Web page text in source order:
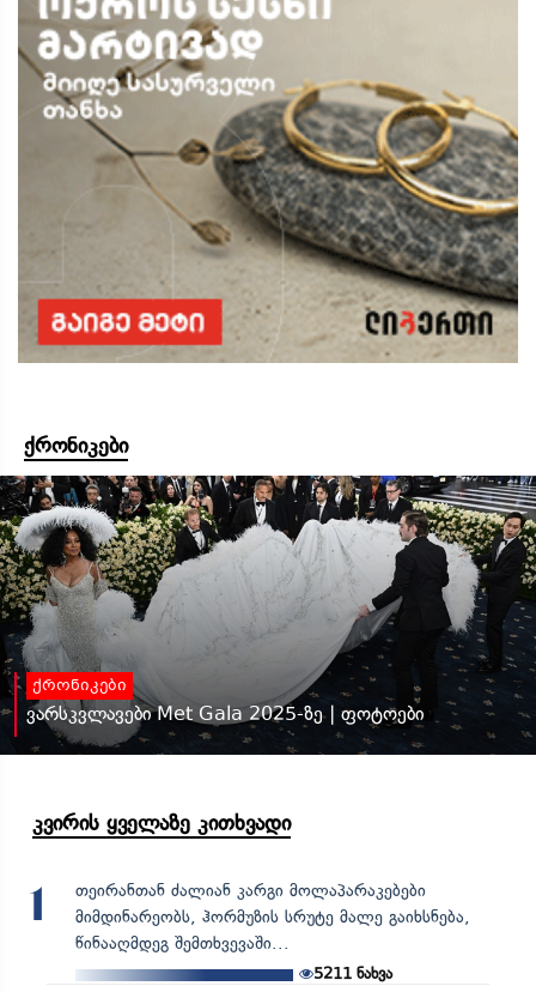
ქრონიკები
ქრონიკები
ვარსკვლავები Met Gala 2025-ზე | ფოტოები
კვირის ყველაზე კითხვადი
1
თეირანთან ძალიან კარგი მოლაპარაკებები
მიმდინარეობს, ჰორმუზის სრუტე მალე გაიხსნება,
წინააღმდეგ შემთხვევაში...
5211 ნახვა